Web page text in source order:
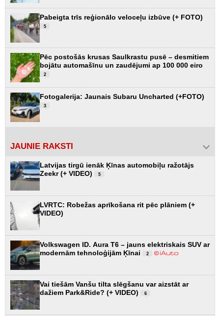
Pabeigta trīs reģionālo veloceļu izbūve (+ FOTO)
5
Pēc postošās krusas Saulkrastu pusē – desmitiem
bojātu automašīnu un zaudējumi ap 100 000 eiro
2
Fotogalerija: Jaunais Subaru Uncharted (+FOTO)
3
JAUNIE RAKSTI
Latvijas tirgū ienāk Ķīnas automobiļu ražotājs
Zeekr (+ VIDEO)
5
LVRTC: Robežas aprīkošana rit pēc plāniem (+
VIDEO)
Volkswagen ID. Aura T6 – jauns elektriskais SUV ar
modernām tehnoloģijām Ķīnai
2
Vai tiešām Vanšu tilta slēgšanu var aizstāt ar
dažiem Park&Ride? (+ VIDEO)
6